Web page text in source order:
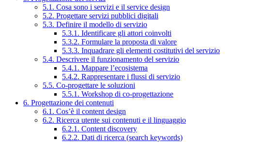
5.1. Cosa sono i servizi e il service design
5.2. Progettare servizi pubblici digitali
5.3. Definire il modello di servizio
5.3.1. Identificare gli attori coinvolti
5.3.2. Formulare la proposta di valore
5.3.3. Inquadrare gli elementi costitutivi del servizio
5.4. Descrivere il funzionamento del servizio
5.4.1. Mappare l’ecosistema
5.4.2. Rappresentare i flussi di servizio
5.5. Co-progettare le soluzioni
5.5.1. Workshop di co-progettazione
6. Progettazione dei contenuti
6.1. Cos’è il content design
6.2. Ricerca utente sui contenuti e il linguaggio
6.2.1. Content discovery
6.2.2. Dati di ricerca (search keywords)